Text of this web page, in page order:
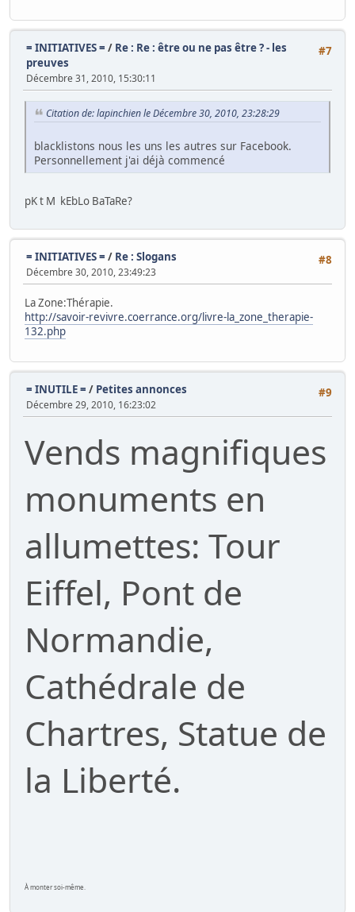
#7
= INITIATIVES = / Re : Re : être ou ne pas être ? - les
preuves
Décembre 31, 2010, 15:30:11
Citation de: lapinchien le Décembre 30, 2010, 23:28:29
blacklistons nous les uns les autres sur Facebook.
Personnellement j'ai déjà commencé
pK t M kEbLo BaTaRe?
#8
= INITIATIVES = / Re : Slogans
Décembre 30, 2010, 23:49:23
La Zone:Thérapie.
http://savoir-revivre.coerrance.org/livre-la_zone_therapie-
132.php
#9
= INUTILE = / Petites annonces
Décembre 29, 2010, 16:23:02
Vends magnifiques
monuments en
allumettes: Tour
Eiffel, Pont de
Normandie,
Cathédrale de
Chartres, Statue de
la Liberté.
À monter soi-même.